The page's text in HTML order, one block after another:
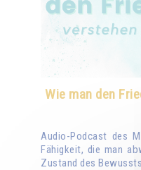
Wie man den
Audio-Podcast des
Fähigkeit, die man
Zustand des